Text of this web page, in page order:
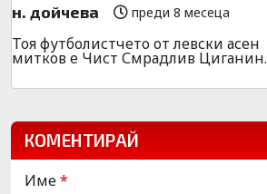
н. дойчева преди 8 месеца
Тоя футболистчето от левски асен
митков е Чист Смрадлив Циганин.
КОМЕНТИРАЙ
Име*